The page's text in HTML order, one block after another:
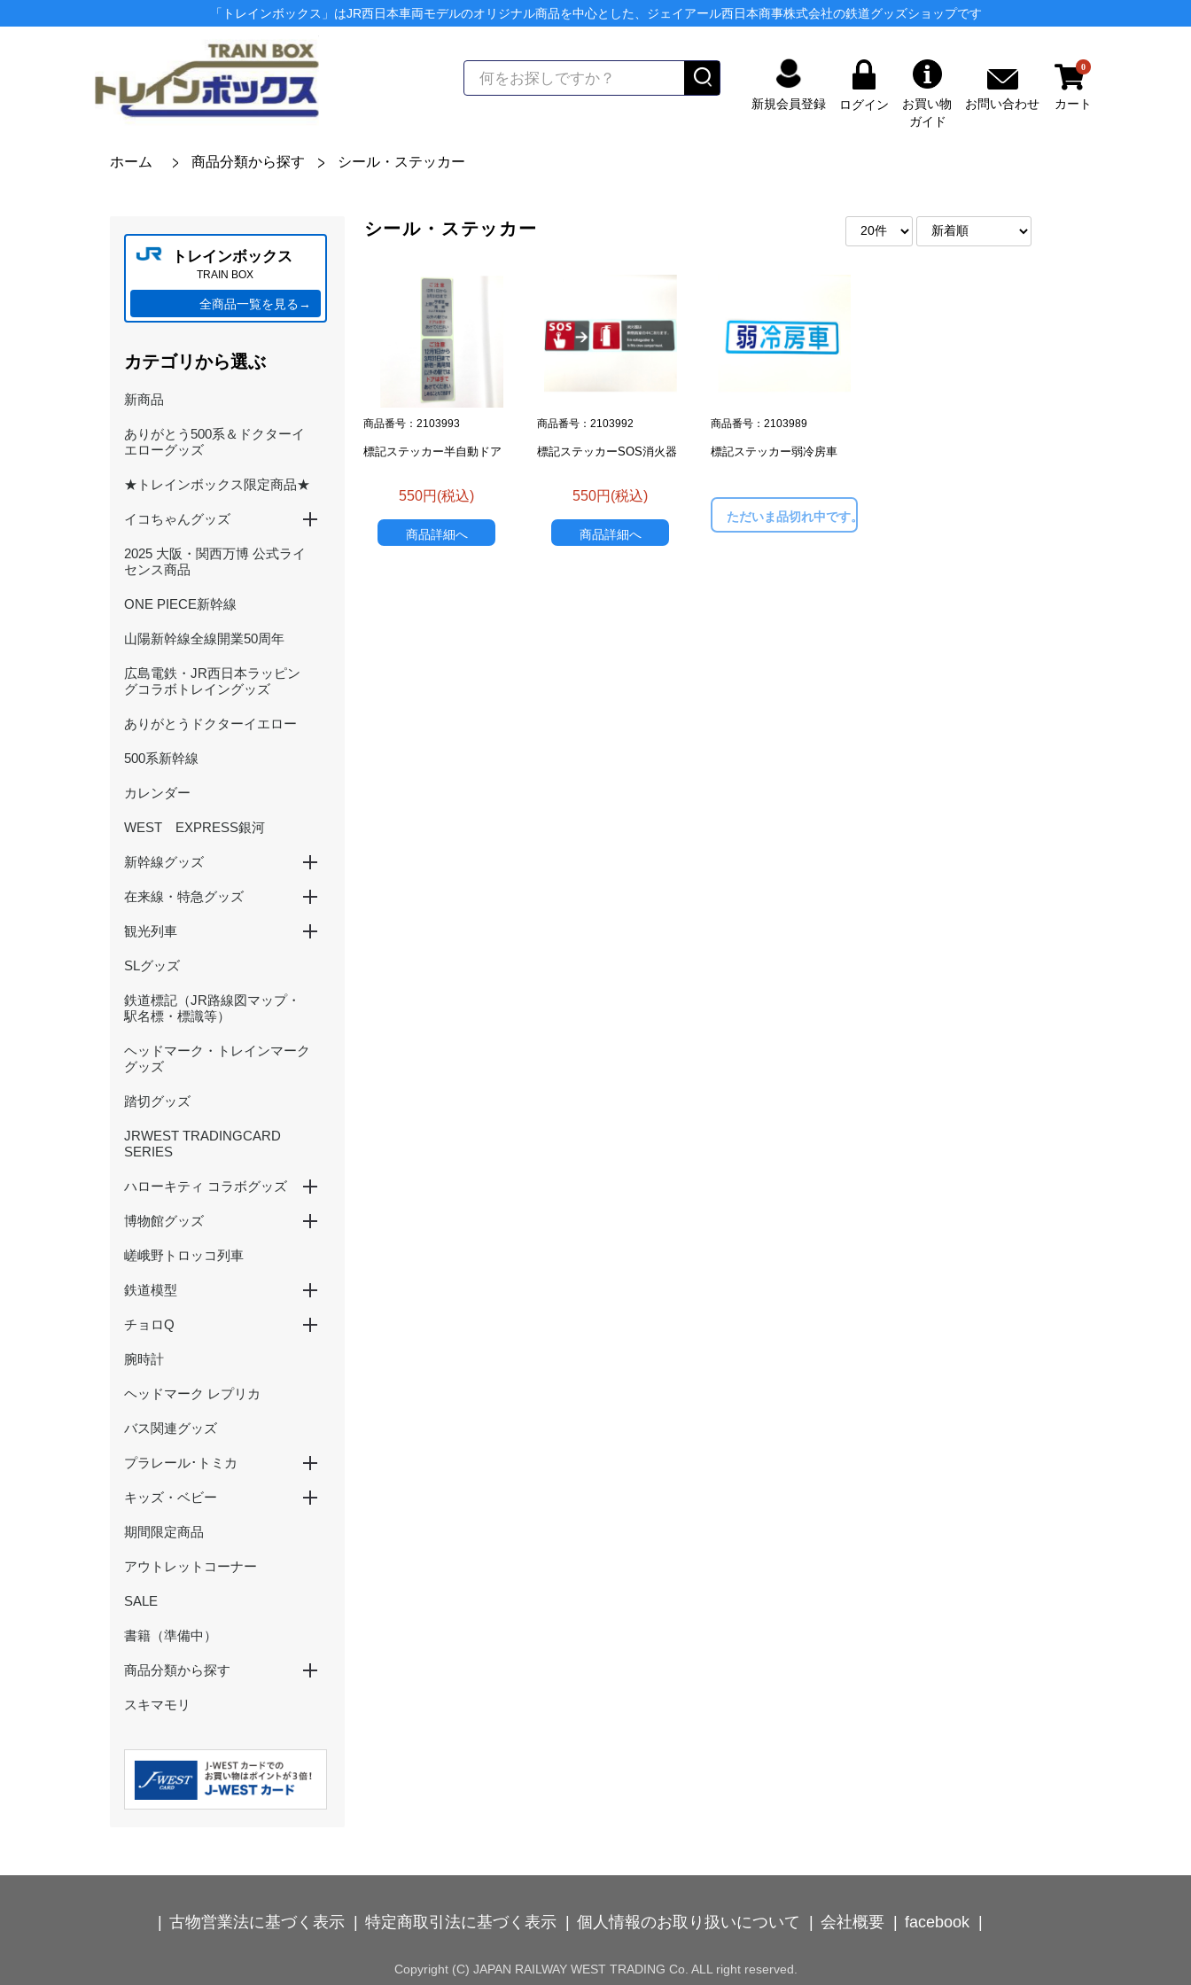
「トレインボックス」はJR西日本車両モデルのオリジナル商品を中心とした、ジェイアール西日本商事株式会社の鉄道グッズショップです
新規会員登録 ログイン
お買い物
ガイド
お問い合わせ
0
カート
ホーム 商品分類から探す シール・ステッカー
トレインボックス
TRAIN BOX
全商品一覧を見る→
カテゴリから選ぶ
新商品
ありがとう500系＆ドクターイ
エローグッズ
★トレインボックス限定商品★
イコちゃんグッズ
ICOCA20周年記念グッズ
ぬいぐるみ
文具
ハンカチ・タオル
キーホルダー・アクセサリー
雑貨・日用品
バッグ・ポーチ
2025 大阪・関西万博 公式ライ
センス商品
ONE PIECE新幹線
山陽新幹線全線開業50周年
広島電鉄・JR西日本ラッピン
グコラボトレイングッズ
ありがとうドクターイエロー
500系新幹線
カレンダー
WEST EXPRESS銀河
新幹線グッズ
山陽新幹線
北陸新幹線
500 TYPE EVA
在来線・特急グッズ
国鉄型列車
201系
大阪環状線
新快速
特急くろしお
特急まほろば(安寧・悠久)
特急やくも（381・273系
かにカニエクスプレス
トワイライトエクスプレス
北陸本線（サンダーバード・
観光列車
SAKU美SAKU楽
あめつち
はなあかり
SLグッズ
鉄道標記（JR路線図マップ・
駅名標・標識等）
ヘッドマーク・トレインマーク
グッズ
踏切グッズ
JRWEST TRADINGCARD
SERIES
ハローキティ コラボグッズ
ハローキティ新幹線
ハローキティ×大阪環状線
ハローキティ はるか
博物館グッズ
京都鉄道博物館グッズ
ウメテツグッズ
津山まなびの鉄道館グッズ
嵯峨野トロッコ列車
鉄道模型
Nゲージ
HOゲージ
チョロQ
新幹線
在来線・特急
SL・蒸気機関車
腕時計
ヘッドマーク レプリカ
バス関連グッズ
プラレール･トミカ
プラレール
トミカ
キッズ・ベビー
おもちゃ
期間限定商品
アウトレットコーナー
SALE
書籍（準備中）
商品分類から探す
特大パネル
玩具・ぬいぐるみ
ペン・鉛筆
ノート・メモ・ふせん
クリアファイル・下敷き
マスキングテープ
シール・ステッカー
ポストカード・ぽち袋
その他の文具
ストラップ・キーホルダー
カードケース・パスケース
食器・コップ
弁当箱・タンブラー・ボトル
箸・箸置き・コースター
ハンカチ・タオル
Ｔシャツ・靴下
バッグ・巾着・ポーチ
時計･インテリア･クッション
スキマモリ
シール・ステッカー
商品番号：2103993
標記ステッカー半自動ドア
550円(税込)
商品詳細へ
商品番号：2103992
標記ステッカーSOS消火器
550円(税込)
商品詳細へ
商品番号：2103989
標記ステッカー弱冷房車
ただいま品切れ中です。
古物営業法に基づく表示 特定商取引法に基づく表示 個人情報のお取り扱いについて 会社概要 facebook
Copyright (C) JAPAN RAILWAY WEST TRADING Co. ALL right reserved.